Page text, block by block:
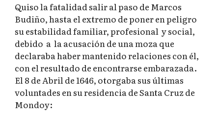
Quiso la fatalidad salir al paso de Marcos
Budiño, hasta el extremo de poner en peligro
su estabilidad familiar, profesional y social,
debido a la acusación de una moza que
declaraba haber mantenido relaciones con él,
con el resultado de encontrarse embarazada.
El 8 de Abril de 1646, otorgaba sus últimas
voluntades en su residencia de Santa Cruz de
Mondoy: